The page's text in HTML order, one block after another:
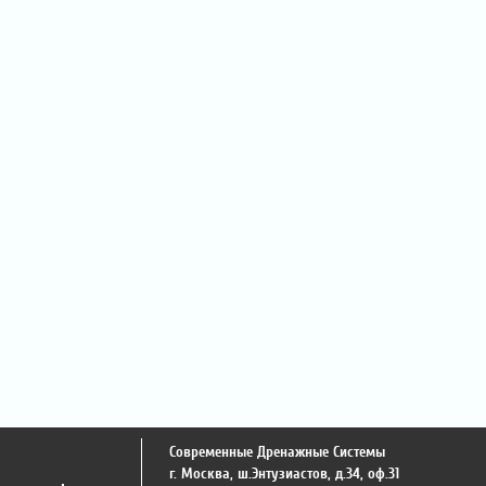
Современные Дренажные Системы
г. Москва, ш.Энтузиастов, д.34, оф.31